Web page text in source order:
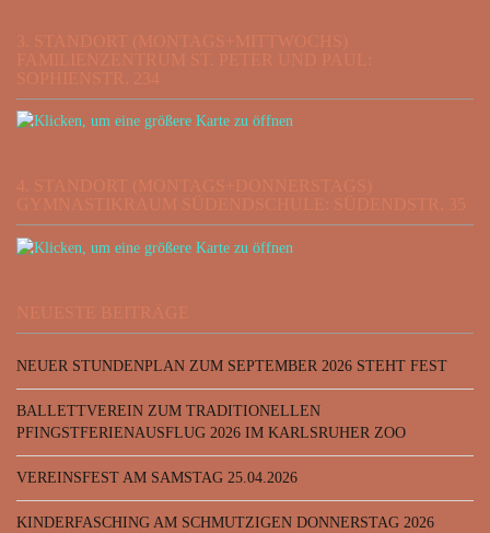
3. STANDORT (MONTAGS+MITTWOCHS)
FAMILIENZENTRUM ST. PETER UND PAUL:
SOPHIENSTR. 234
4. STANDORT (MONTAGS+DONNERSTAGS)
GYMNASTIKRAUM SÜDENDSCHULE: SÜDENDSTR. 35
NEUESTE BEITRÄGE
NEUER STUNDENPLAN ZUM SEPTEMBER 2026 STEHT FEST
BALLETTVEREIN ZUM TRADITIONELLEN
PFINGSTFERIENAUSFLUG 2026 IM KARLSRUHER ZOO
VEREINSFEST AM SAMSTAG 25.04.2026
KINDERFASCHING AM SCHMUTZIGEN DONNERSTAG 2026